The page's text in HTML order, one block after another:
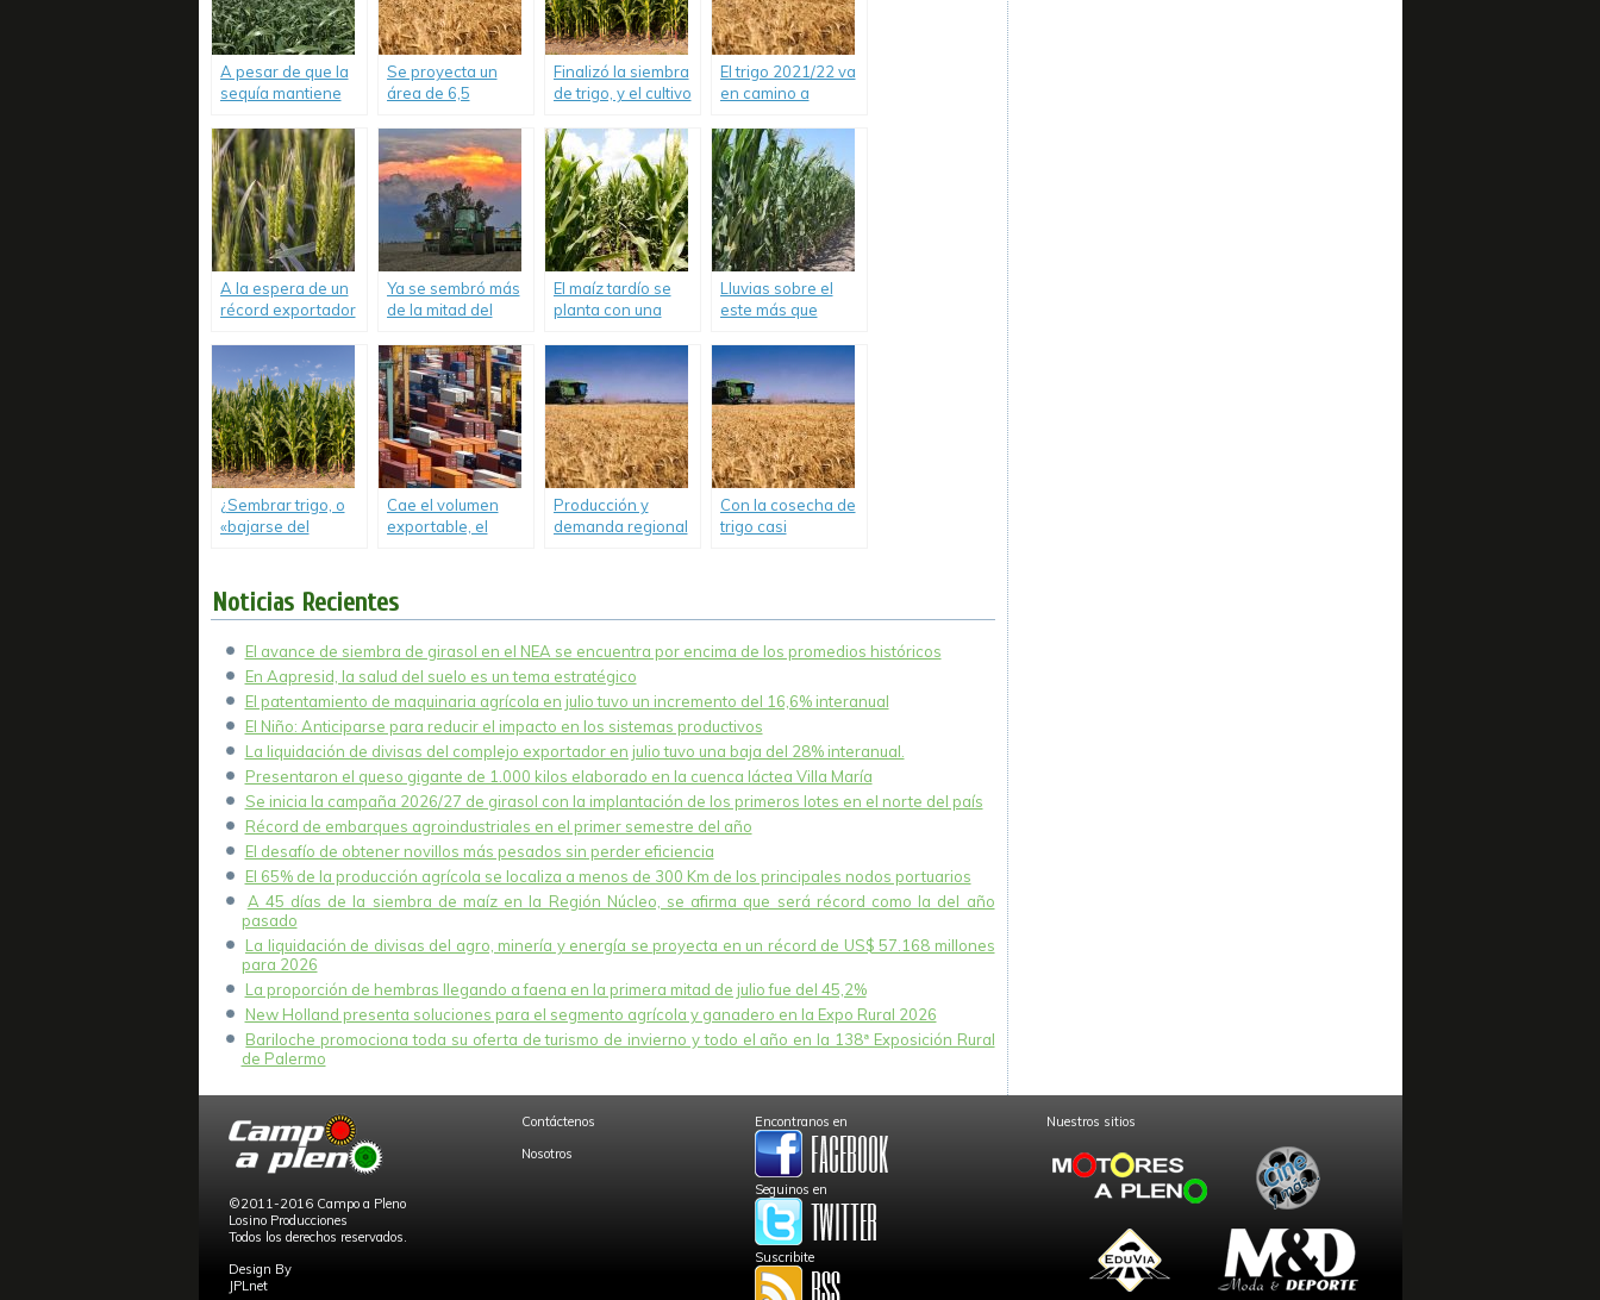
A pesar de que la
sequía mantiene
sobre la
producción de
trigo, la
comercialización
de la nueva
cosecha no
descansa.
Se proyecta un
área de 6,5
hectáreas de trigo
para la Campaña
2021/2022.
Finalizó la siembra
de trigo, y el cultivo
en el sur y sequía
en el norte del
área agrícola.
El trigo 2021/22 va
en camino a
mejor marca en
diez años.
A la espera de un
récord exportador
comerciales llegan
a su máximo nivel
en la historia.
Ya se sembró más
de la mitad del
a faltar agua en la
cama de siembra.
El maíz tardío se
planta con una
área: Había más
intención, pero el
aumento de
precios de insumos
detiene al cereal.
Lluvias sobre el
este más que
floración de los
maíces.
¿Sembrar trigo, o
«bajarse del
Cae el volumen
exportable, el
argentino.
Producción y
demanda regional
Con la cosecha de
trigo casi
Noticias Recientes
El avance de siembra de girasol en el NEA se encuentra por encima de los promedios históricos
En Aapresid, la salud del suelo es un tema estratégico
El patentamiento de maquinaria agrícola en julio tuvo un incremento del 16,6% interanual
El Niño: Anticiparse para reducir el impacto en los sistemas productivos
La liquidación de divisas del complejo exportador en julio tuvo una baja del 28% interanual.
Presentaron el queso gigante de 1.000 kilos elaborado en la cuenca láctea Villa María
Se inicia la campaña 2026/27 de girasol con la implantación de los primeros lotes en el norte del país
Récord de embarques agroindustriales en el primer semestre del año
El desafío de obtener novillos más pesados sin perder eficiencia
El 65% de la producción agrícola se localiza a menos de 300 Km de los principales nodos portuarios
A 45 días de la siembra de maíz en la Región Núcleo, se afirma que será récord como la del año
pasado
La liquidación de divisas del agro, minería y energía se proyecta en un récord de US$ 57.168 millones
para 2026
La proporción de hembras llegando a faena en la primera mitad de julio fue del 45,2%
New Holland presenta soluciones para el segmento agrícola y ganadero en la Expo Rural 2026
Bariloche promociona toda su oferta de turismo de invierno y todo el año en la 138ª Exposición Rural
de Palermo
©2011-2016 Campo a Pleno
Losino Producciones
Todos los derechos reservados.
Design By
JPLnet
Contáctenos
Nosotros
Encontranos en
Seguinos en
Suscribite
Nuestros sitios